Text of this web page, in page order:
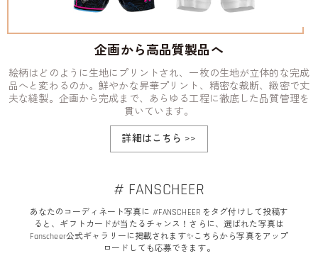
企画から高品質製品へ
絵柄はどのように生地にプリントされ、一枚の生地が立体的な完成
品へと変わるのか。鮮やかな昇華プリント、精密な裁断、緻密で丈
夫な縫製。企画から完成まで、あらゆる工程に徹底した品質管理を
貫いています。
詳細はこちら >>
# FANSCHEER
あなたのコーディネート写真に #FANSCHEER をタグ付けして投稿す
ると、ギフトカードが当たるチャンス！さらに、選ばれた写真は
Fanscheer公式ギャラリーに掲載されます✨こちらから写真をアップ
ロードしても応募できます。